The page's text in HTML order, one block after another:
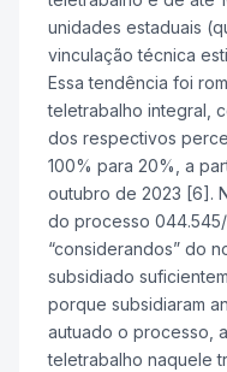
unidades estaduais
vinculação técnica
Essa tendência foi
teletrabalho integral,
dos respectivos
100% para 20%, a
outubro de 2023 [6].
do processo
“considerandos” do
subsidiado
porque subsidiaram
autuado o processo,
teletrabalho naquele